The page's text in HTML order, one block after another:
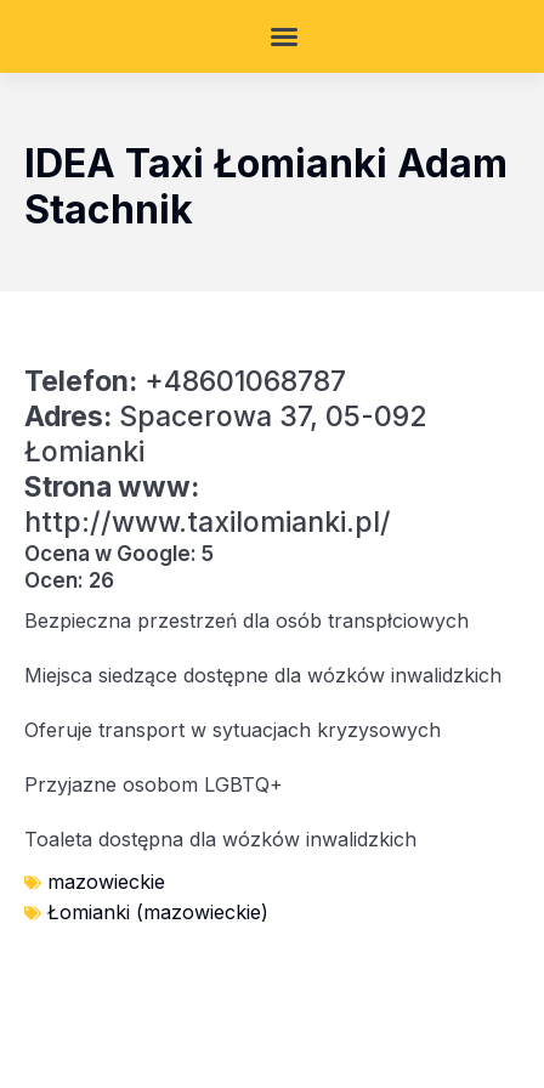
IDEA Taxi Łomianki Adam
Stachnik
Telefon: +48601068787
Adres: Spacerowa 37, 05-092
Łomianki
Strona www:
http://www.taxilomianki.pl/
Ocena w Google: 5
Ocen: 26
Bezpieczna przestrzeń dla osób transpłciowych
Miejsca siedzące dostępne dla wózków inwalidzkich
Oferuje transport w sytuacjach kryzysowych
Przyjazne osobom LGBTQ+
Toaleta dostępna dla wózków inwalidzkich
mazowieckie
Łomianki (mazowieckie)